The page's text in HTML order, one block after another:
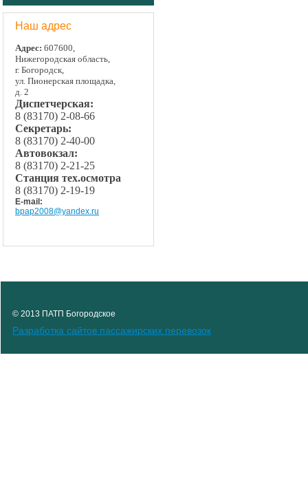
Наш адрес
Адрес: 607600,
Нижегородская область,
г. Богородск,
ул. Пионерская площадка,
д. 2
Диспетчерская:
8 (83170) 2-08-66
Секретарь:
8 (83170) 2-40-00
Автовокзал:
8 (83170) 2-21-25
Станция тех.осмотра
8 (83170) 2-19-19
E-mail:
bpap2008@yandex.ru
Разработка сайтов пассажирских перевозок
© 2013 ПАТП Богородское